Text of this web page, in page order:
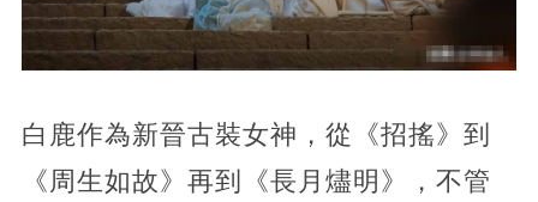
白鹿作為新晉古裝女神，從《招搖》到
《周生如故》再到《長月燼明》，不管